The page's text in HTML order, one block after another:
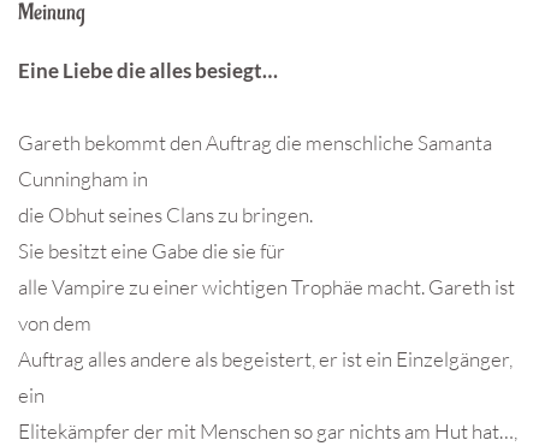
Meinung
Eine Liebe die alles besiegt…
Gareth bekommt den Auftrag die menschliche Samanta
Cunningham in
die Obhut seines Clans zu bringen.
Sie besitzt eine Gabe die sie für
alle Vampire zu einer wichtigen Trophäe macht. Gareth ist
von dem
Auftrag alles andere als begeistert, er ist ein Einzelgänger,
ein
Elitekämpfer der mit Menschen so gar nichts am Hut hat…,